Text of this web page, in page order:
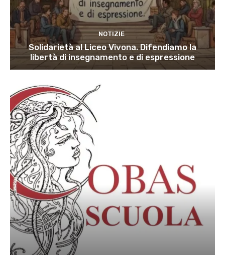
NOTIZIE
Solidarietà al Liceo Vivona. Difendiamo la
libertà di insegnamento e di espressione